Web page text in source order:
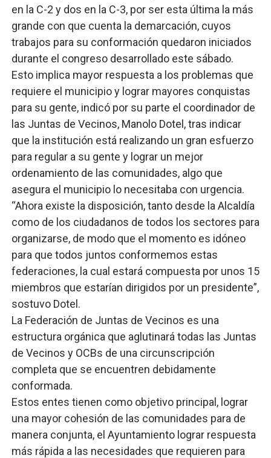
en la C-2 y dos en la C-3, por ser esta última la más
grande con que cuenta la demarcación, cuyos
trabajos para su conformación quedaron iniciados
durante el congreso desarrollado este sábado.
Esto implica mayor respuesta a los problemas que
requiere el municipio y lograr mayores conquistas
para su gente, indicó por su parte el coordinador de
las Juntas de Vecinos, Manolo Dotel, tras indicar
que la institución está realizando un gran esfuerzo
para regular a su gente y lograr un mejor
ordenamiento de las comunidades, algo que
asegura el municipio lo necesitaba con urgencia.
“Ahora existe la disposición, tanto desde la Alcaldía
como de los ciudadanos de todos los sectores para
organizarse, de modo que el momento es idóneo
para que todos juntos conformemos estas
federaciones, la cual estará compuesta por unos 15
miembros que estarían dirigidos por un presidente”,
sostuvo Dotel.
La Federación de Juntas de Vecinos es una
estructura orgánica que aglutinará todas las Juntas
de Vecinos y OCBs de una circunscripción
completa que se encuentren debidamente
conformada.
Estos entes tienen como objetivo principal, lograr
una mayor cohesión de las comunidades para de
manera conjunta, el Ayuntamiento lograr respuesta
más rápida a las necesidades que requieren para